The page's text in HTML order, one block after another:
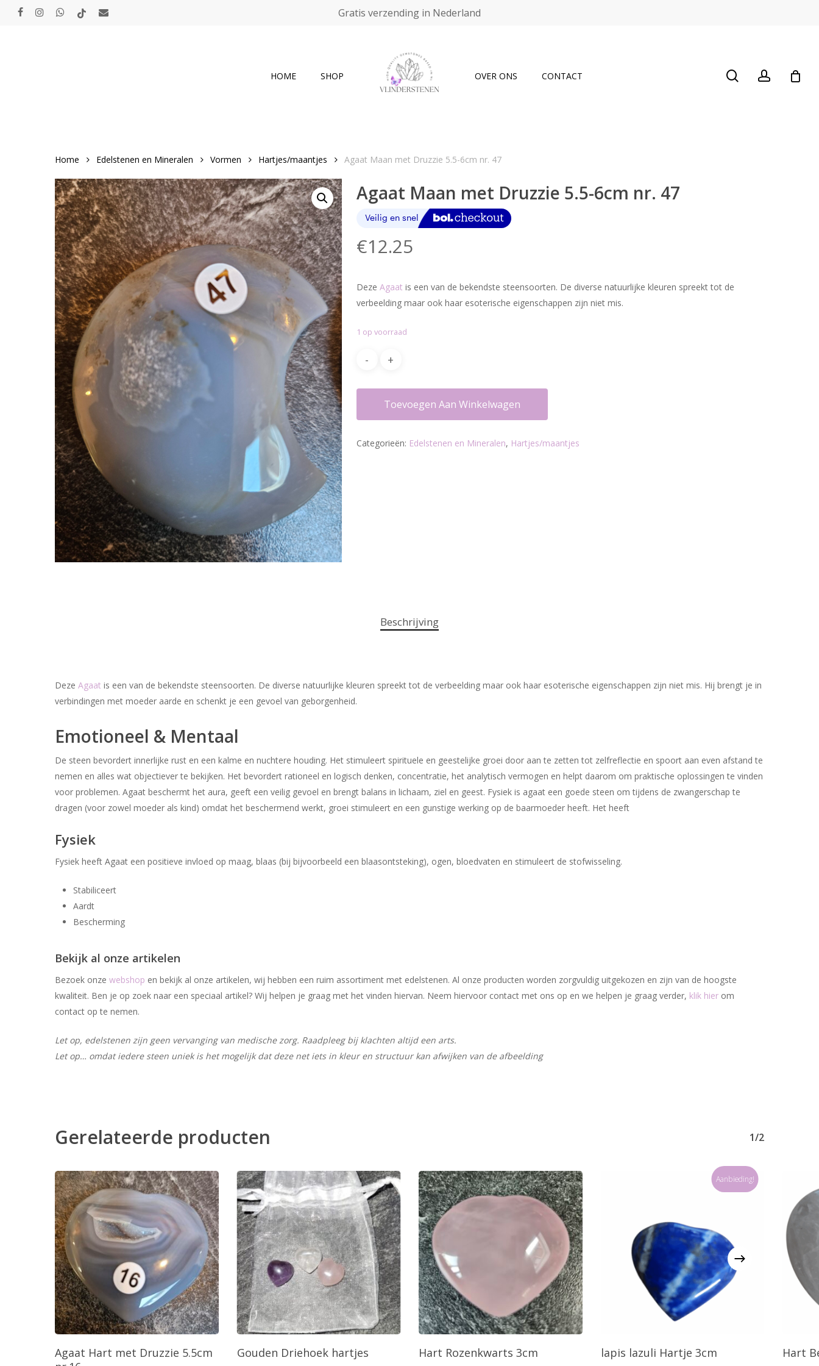
facebookinstagramwhatsapp
tiktok email Gratis verzending in Nederland
Hit enter to search or ESC to close
HOME SHOP OVER ONS CONTACT searchaccount
Home Edelstenen en Mineralen Vormen Hartjes/maantjes Agaat Maan met Druzzie 5.5-6cm nr. 47
Agaat Maan met Druzzie 5.5-6cm nr. 47
€12.25
Deze Agaat is een van de bekendste steensoorten. De diverse natuurlijke kleuren spreekt tot de
verbeelding maar ook haar esoterische eigenschappen zijn niet mis.
1 op voorraad
Toevoegen Aan Winkelwagen
Categorieën: Edelstenen en Mineralen, Hartjes/maantjes
Beschrijving
Deze Agaat is een van de bekendste steensoorten. De diverse natuurlijke kleuren spreekt tot de verbeelding maar ook haar esoterische eigenschappen zijn niet mis. Hij brengt je in
verbindingen met moeder aarde en schenkt je een gevoel van geborgenheid.
Emotioneel & Mentaal
De steen bevordert innerlijke rust en een kalme en nuchtere houding. Het stimuleert spirituele en geestelijke groei door aan te zetten tot zelfreflectie en spoort aan even afstand te
nemen en alles wat objectiever te bekijken. Het bevordert rationeel en logisch denken, concentratie, het analytisch vermogen en helpt daarom om praktische oplossingen te vinden
voor problemen. Agaat beschermt het aura, geeft een veilig gevoel en brengt balans in lichaam, ziel en geest. Fysiek is agaat een goede steen om tijdens de zwangerschap te
dragen (voor zowel moeder als kind) omdat het beschermend werkt, groei stimuleert en een gunstige werking op de baarmoeder heeft. Het heeft
Fysiek
Fysiek heeft Agaat een positieve invloed op maag, blaas (bij bijvoorbeeld een blaasontsteking), ogen, bloedvaten en stimuleert de stofwisseling.
Stabiliceert
Aardt
Bescherming
Bekijk al onze artikelen
Bezoek onze webshop en bekijk al onze artikelen, wij hebben een ruim assortiment met edelstenen. Al onze producten worden zorgvuldig uitgekozen en zijn van de hoogste
kwaliteit. Ben je op zoek naar een speciaal artikel? Wij helpen je graag met het vinden hiervan. Neem hiervoor contact met ons op en we helpen je graag verder, klik hier om
contact op te nemen.
Let op, edelstenen zijn geen vervanging van medische zorg. Raadpleeg bij klachten altijd een arts.
Let op… omdat iedere steen uniek is het mogelijk dat deze net iets in kleur en structuur kan afwijken van de afbeelding
Gerelateerde producten 1/2
Toevoegen Aan Winkelwagen
Agaat Hart met Druzzie 5.5cm
Toevoegen Aan Winkelwagen
Gouden Driehoek hartjes
Toevoegen Aan Winkelwagen
Hart Rozenkwarts 3cm
Aanbieding!
Toevoegen Aan Winkelwagen
lapis lazuli Hartje 3cm
Hart